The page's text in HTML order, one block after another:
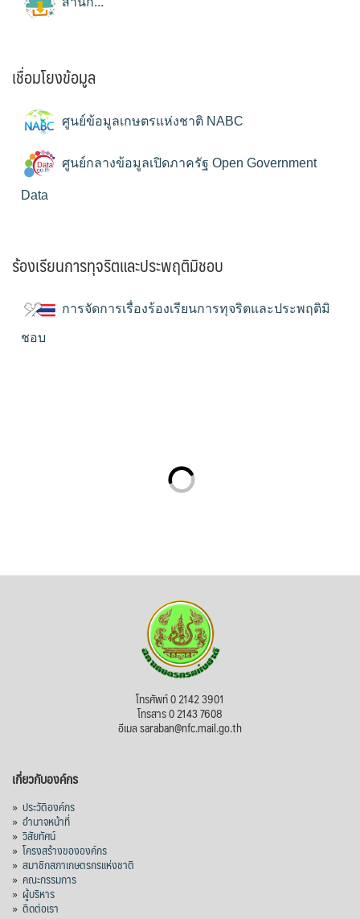
เชื่อมโยงข้อมูล
ศูนย์ข้อมูลเกษตรแห่งชาติ NABC
ศูนย์กลางข้อมูลเปิดภาครัฐ Open Government
Data
ร้องเรียนการทุจริตและประพฤติมิชอบ
การจัดการเรื่องร้องเรียนการทุจริตและประพฤติมิ
ชอบ
โทรศัพท์ 0 2142 3901
โทรสาร 0 2143 7608
อีเมล saraban@nfc.mail.go.th
เกี่ยวกับองค์กร
» ประวัติองค์กร
» อำนาจหน้าที่
» วิสัยทัศน์
» โครงสร้างขององค์กร
» สมาชิกสภาเกษตรกรแห่งชาติ
» คณะกรรมการ
» ผู้บริหาร
» ติดต่อเรา